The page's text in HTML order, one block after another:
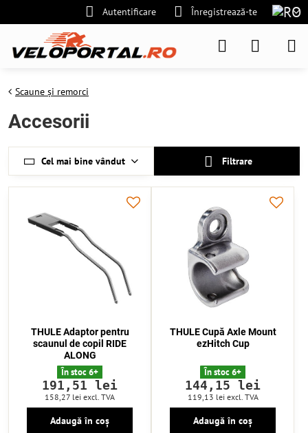
Autentificare Înregistrează-te
Scaune și remorci
Accesorii
Cel mai bine vândut Filtrare
THULE Adaptor pentru
scaunul de copil RIDE
ALONG
În stoc 6+
191,51 lei
158,27 lei excl. TVA
Adaugă în coș
THULE Cupă Axle Mount
ezHitch Cup
În stoc 6+
144,15 lei
119,13 lei excl. TVA
Adaugă în coș